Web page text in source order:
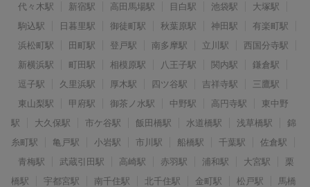
代々木駅
新宿駅 高田馬場駅 目白駅 池袋駅
大塚駅
駒込駅
日暮里駅 御徒町駅 秋葉原駅 神田駅
有楽町駅
浜松町駅
田町駅 登戸駅 南多摩駅 立川駅
西国分寺駅
新横浜駅
町田駅 相模原駅 八王子駅 関内駅
鎌倉駅
逗子駅
久里浜駅 厚木駅 四ツ谷駅 吉祥寺駅
三鷹駅
東山梨駅
甲府駅 御茶ノ水駅 中野駅 高円寺駅
東中野
駅
大久保駅 市ケ谷駅 飯田橋駅 水道橋駅 浅草橋駅
錦
糸町駅
亀戸駅 小岩駅 市川駅 船橋駅 千葉駅
佐倉駅
青梅駅
武蔵引田駅 高崎駅 赤羽駅 浦和駅 大宮駅
栗
橋駅
宇都宮駅 南千住駅 北千住駅 金町駅 松戸駅
馬橋